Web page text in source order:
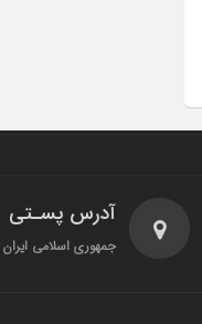
آدرس پسـتی
جمهوری اسلامی